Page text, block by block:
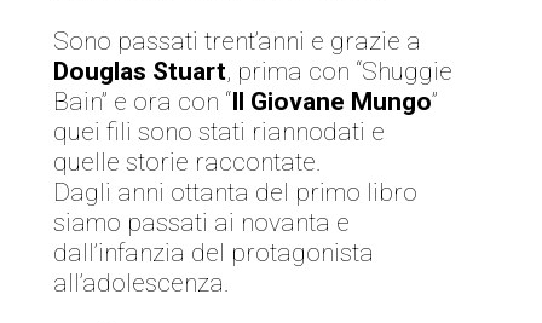
Sono passati trent’anni e grazie a
Douglas Stuart, prima con “Shuggie
Bain” e ora con “Il Giovane Mungo”
quei fili sono stati riannodati e
quelle storie raccontate.
Dagli anni ottanta del primo libro
siamo passati ai novanta e
dall’infanzia del protagonista
all’adolescenza.